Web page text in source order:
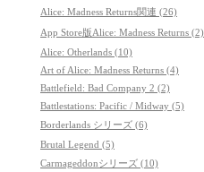
Alice: Madness Returns関連 (26)
App Store版Alice: Madness Returns (2)
Alice: Otherlands (10)
Art of Alice: Madness Returns (4)
Battlefield: Bad Company 2 (2)
Battlestations: Pacific / Midway (5)
Borderlands シリーズ (6)
Brutal Legend (5)
Carmageddonシリーズ (10)